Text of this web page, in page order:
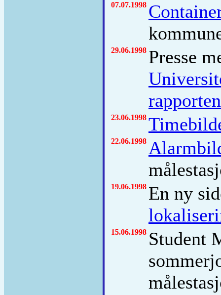
07.07.1998
29.06.1998 Presse
rapporten
23.06.1998
22.06.1998
19.06.1998 En ny
15.06.1998 Student